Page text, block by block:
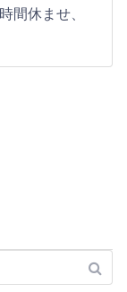
間休ませ、